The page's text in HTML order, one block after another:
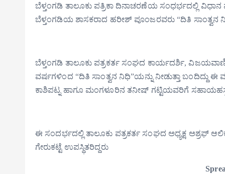
ಬೆಳ್ತಂಗಡಿ ತಾಲೂಕು ಪತ್ರಿಕಾ ದಿನಾಚರಣೆಯ ಸಂಧರ್ಭದಲ್ಲಿ
ಬೆಳ್ತಂಗಡಿಯ ಶಾಸಕರಾದ ಹರೀಶ್ ಪೂಂಜರವರು “ದಿತಿ ಸಾಂತ್ವನ
ಬೆಳ್ತಂಗಡಿ ತಾಲೂಕು ಪತ್ರಕರ್ತ ಸಂಘದ ಕಾರ್ಯದರ್ಶಿ,
ವರ್ಷಗಳಿಂದ “ದಿತಿ ಸಾಂತ್ವನ ನಿಧಿ”ಯನ್ನು ನೀಡುತ್ತಾ ಬಂದಿದ್ದು
ಕಾಶಿಪಟ್ನ ಹಾಗೂ ಮಂಗಳೂರಿನ ತನೀಷ್ ಗಟ್ಟಿಯವರಿಗೆ
ಈ ಸಂದರ್ಭದಲ್ಲಿ ತಾಲೂಕು ಪತ್ರಕರ್ತ ಸಂಘದ ಅಧ್ಯಕ್ಷ ಅಶ್ರಫ್
ಗೇರುಕಟ್ಟೆ ಉಪಸ್ಥಿತರಿದ್ದರು